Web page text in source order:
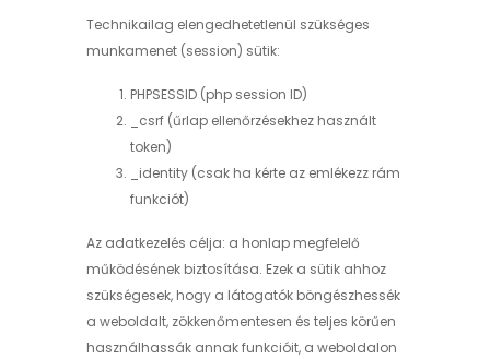
Technikailag elengedhetetlenül szükséges
munkamenet (session) sütik:
PHPSESSID (php session ID)
_csrf (űrlap ellenőrzésekhez használt
token)
_identity (csak ha kérte az emlékezz rám
funkciót)
Az adatkezelés célja: a honlap megfelelő
működésének biztosítása. Ezek a sütik ahhoz
szükségesek, hogy a látogatók böngészhessék
a weboldalt, zökkenőmentesen és teljes körűen
használhassák annak funkcióit, a weboldalon